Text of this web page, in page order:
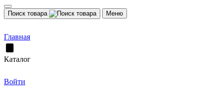
Поиск товара Меню
Главная
Каталог
Войти